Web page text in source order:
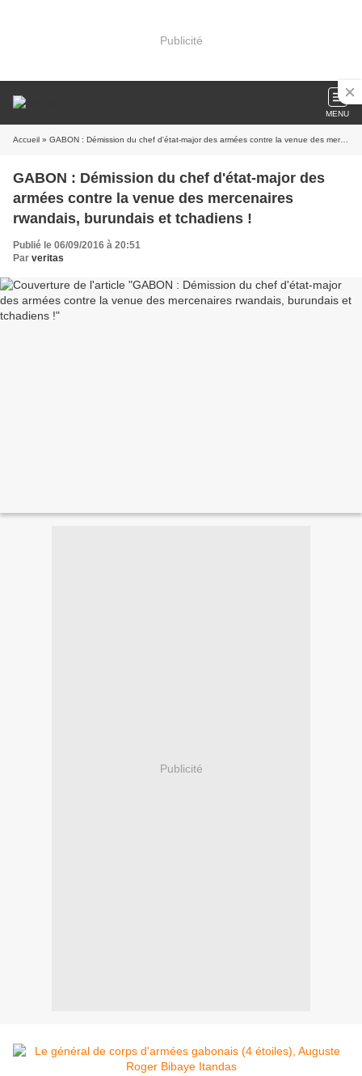
Publicité
MENU
Accueil » GABON : Démission du chef d'état-major des armées contre la venue des mercenaires rwandais, burundais et tchadiens !
GABON : Démission du chef d'état-major des
armées contre la venue des mercenaires
rwandais, burundais et tchadiens !
Publié le 06/09/2016 à 20:51
Par veritas
Publicité